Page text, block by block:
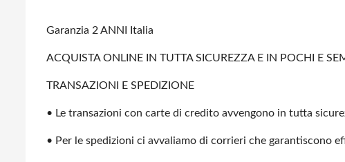
Garanzia 2 ANNI Italia
ACQUISTA ONLINE IN TUTTA SICUREZZA E IN POCHI E
TRANSAZIONI E SPEDIZIONE
• Le transazioni con carte di credito avvengono in tutta
• Per le spedizioni ci avvaliamo di corrieri che garantiscono